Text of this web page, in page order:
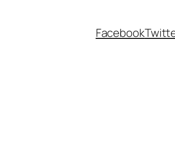
Facebook